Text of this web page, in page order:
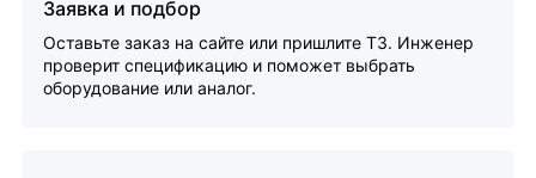
Заявка и подбор
Оставьте заказ на сайте или пришлите ТЗ. Инженер
проверит спецификацию и поможет выбрать
оборудование или аналог.